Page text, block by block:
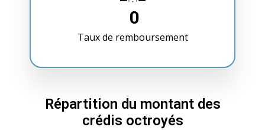
0
Taux de remboursement
Répartition du montant des
crédis octroyés